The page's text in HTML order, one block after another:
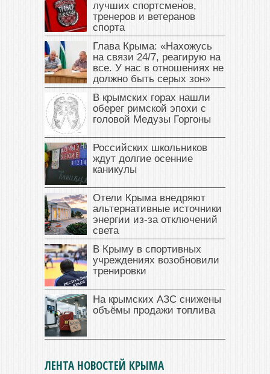
лучших спортсменов,
тренеров и ветеранов
спорта
Глава Крыма: «Нахожусь
на связи 24/7, реагирую на
все. У нас в отношениях не
должно быть серых зон»
В крымских горах нашли
оберег римской эпохи с
головой Медузы Горгоны
Российских школьников
ждут долгие осенние
каникулы
Отели Крыма внедряют
альтернативные источники
энергии из-за отключений
света
В Крыму в спортивных
учреждениях возобновили
тренировки
На крымских АЗС снижены
объёмы продажи топлива
ЛЕНТА НОВОСТЕЙ КРЫМА